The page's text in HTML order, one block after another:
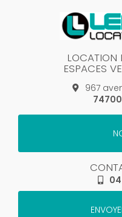
LOCATION
ESPACES
967
74700